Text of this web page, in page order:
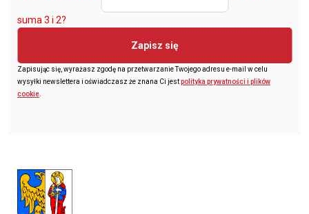
suma 3 i 2?
Zapisz się
Zapisując się, wyrażasz zgodę na przetwarzanie Twojego adresu e-mail w celu
wysyłki newslettera i oświadczasz że znana Ci jestpolityka prywatności i plików
cookie